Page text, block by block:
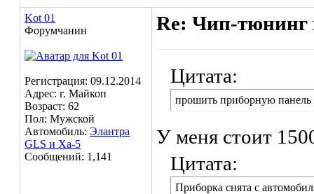
Kot 01
Форумчанин
Регистрация: 09.12.2014
Адрес: г. Майкоп
Возраст: 62
Пол: Мужской
Автомобиль: Элантра
GLS и Ха-5
Сообщений: 1,141
Re: Чип-тюнинг
Цитата:
прошить приборную панель
У меня стоит
Цитата:
Приборка снята с